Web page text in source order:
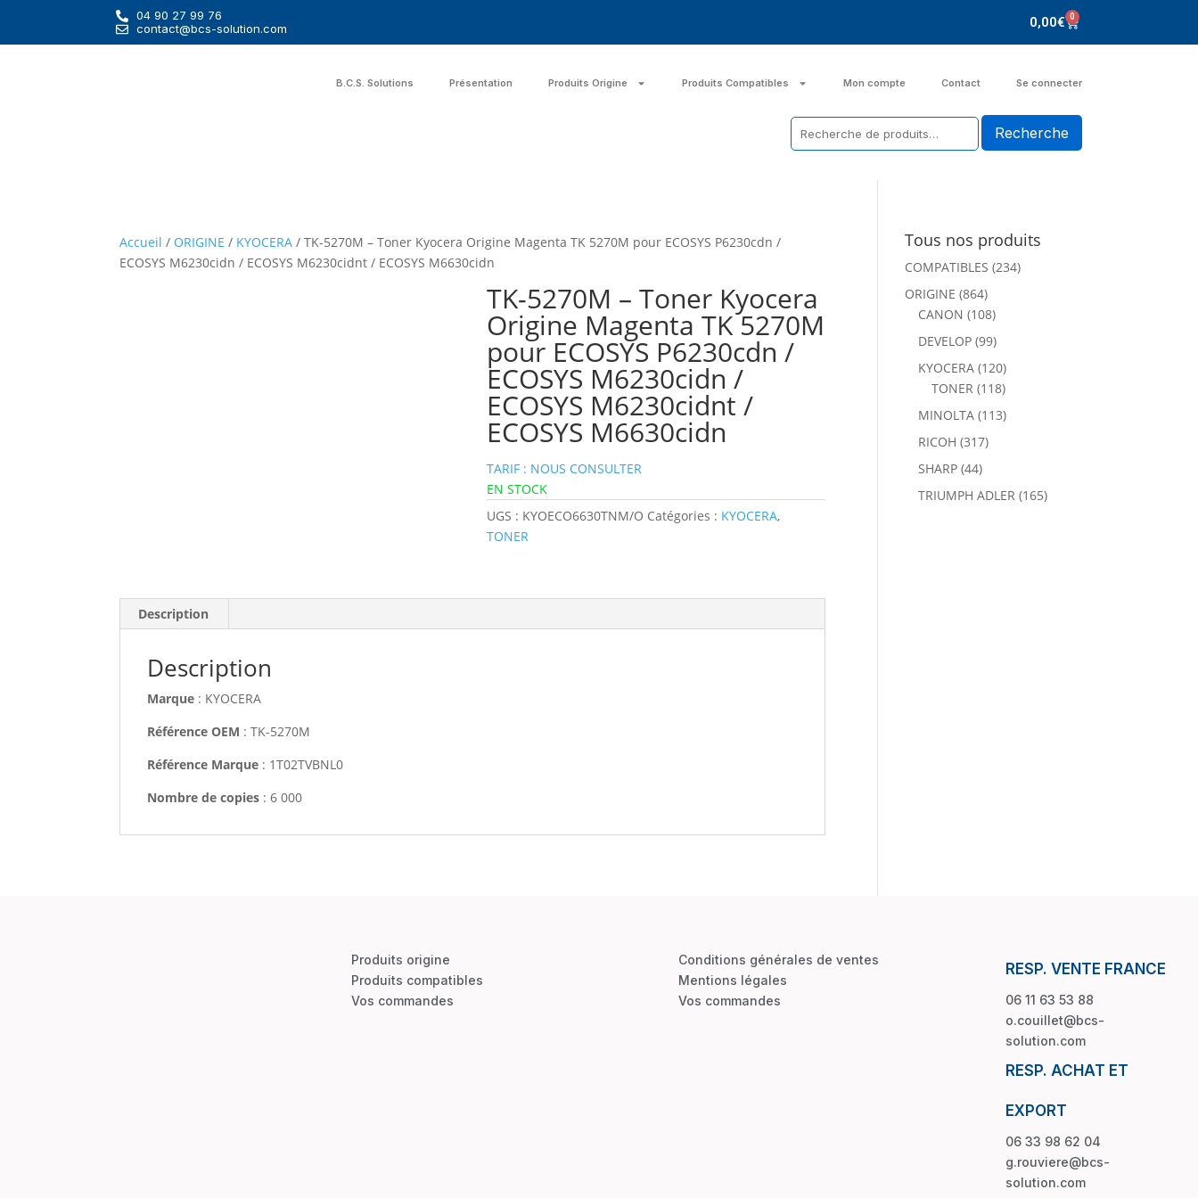
04 90 27 99 76
contact@bcs-solution.com
0,00€ 0
B.C.S. Solutions Présentation Produits Origine Produits Compatibles Mon compte Contact Se connecter
Accueil / ORIGINE / KYOCERA / TK-5270M – Toner Kyocera Origine Magenta TK 5270M pour ECOSYS P6230cdn /
ECOSYS M6230cidn / ECOSYS M6230cidnt / ECOSYS M6630cidn
TK-5270M – Toner Kyocera
Origine Magenta TK 5270M
pour ECOSYS P6230cdn /
ECOSYS M6230cidn /
ECOSYS M6230cidnt /
ECOSYS M6630cidn
TARIF : NOUS CONSULTER
EN STOCK
UGS : KYOECO6630TNM/O Catégories : KYOCERA,
TONER
Description
Description
Marque : KYOCERA
Référence OEM : TK-5270M
Référence Marque : 1T02TVBNL0
Nombre de copies : 6 000
Tous nos produits
COMPATIBLES (234)
ORIGINE (864)
CANON (108)
DEVELOP (99)
KYOCERA (120)
TONER (118)
MINOLTA (113)
RICOH (317)
SHARP (44)
TRIUMPH ADLER (165)
Produits origine
Produits compatibles
Vos commandes
Conditions générales de ventes
Mentions légales
Vos commandes
RESP. VENTE FRANCE
06 11 63 53 88
o.couillet@bcs-
solution.com
RESP. ACHAT ET
EXPORT
06 33 98 62 04
g.rouviere@bcs-
solution.com